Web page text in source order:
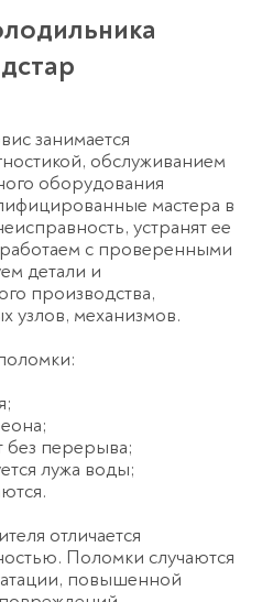
занимается
обслуживанием
оборудования
мастера в
устранят ее
с проверенными
детали и
производства,
узлов, механизмов.
без перерыва;
лужа воды;
отличается
Поломки случаются
повышенной